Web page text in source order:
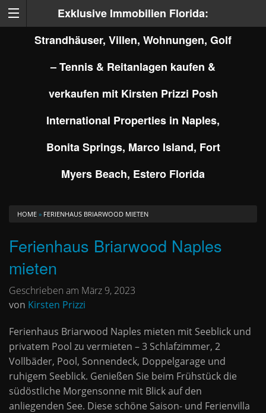
Exklusive Immobilien Florida:
Strandhäuser, Villen, Wohnungen, Golf
– Tennis & Reitanlagen kaufen &
verkaufen mit Kirsten Prizzi Posh
International Properties in Naples,
Bonita Springs, Marco Island, Fort
Myers Beach, Estero Florida
HOME » FERIENHAUS BRIARWOOD MIETEN
Ferienhaus Briarwood Naples
mieten
Geschrieben am März 9, 2023
von Kirsten Prizzi
Ferienhaus Briarwood Naples mieten mit Seeblick und
privatem Pool zu vermieten – 3 Schlafzimmer, 2
Vollbäder, Pool, Sonnendeck, Doppelgarage und
ruhigem Seeblick. Genießen Sie beim Frühstück die
südöstliche Morgensonne mit Blick auf den
anliegenden See. Diese schöne Saison- und Ferienvilla